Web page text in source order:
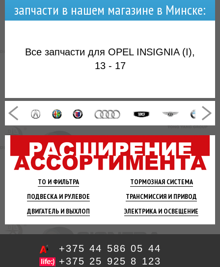
ТО И ФИЛЬТРА ТОРМОЗНАЯСИСТЕМА
ПОДВЕСКА И РУЛЕВОЕ ТРАНСМИССИЯ И ПРИВОД
ДВИГАТЕЛЬ И ВЫХЛОП ЭЛЕКТРИКА И ОСВЕЩЕНИЕ
запчасти в нашем магазине в Минске:
Все запчасти для OPEL INSIGNIA (I),
13 - 17
+375 44 586 05 44
+375 25 925 8 123